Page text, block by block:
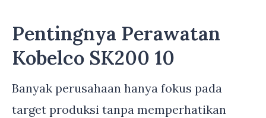
Pentingnya Perawatan
Kobelco SK200 10
Banyak perusahaan hanya fokus pada
target produksi tanpa memperhatikan